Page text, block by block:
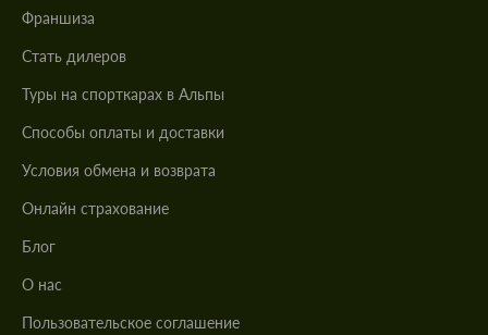
Франшиза
Стать дилеров
Туры на спорткарах в Альпы
Cпособы оплаты и доставки
Условия обмена и возврата
Онлайн страхование
Блог
О нас
Пользовательское соглашение